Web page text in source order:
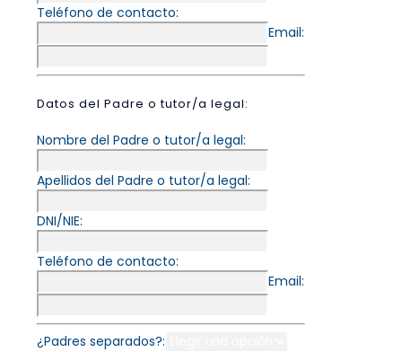
Teléfono de contacto:
Email:
Datos del Padre o tutor/a legal:
Nombre del Padre o tutor/a legal:
Apellidos del Padre o tutor/a legal:
DNI/NIE:
Teléfono de contacto:
Email:
¿Padres separados?: